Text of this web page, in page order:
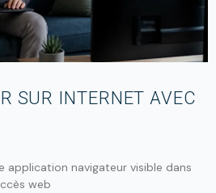
SUR INTERNET AVEC
application navigateur visible dans
web